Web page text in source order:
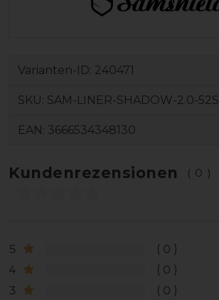
Varianten-ID: 240471
SKU: SAM-LINER-SHADOW-2.0-52S
EAN: 3666534348130
Kundenrezensionen (0)
5
0
4
0
3
0